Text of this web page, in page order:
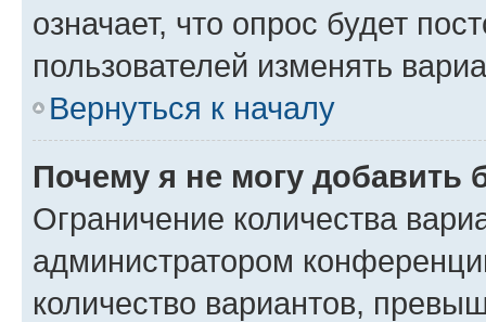
означает, что опрос будет
пользователей изменять
Вернуться к началу
Почему я не могу добавить
Ограничение количества
администратором
количество вариантов,